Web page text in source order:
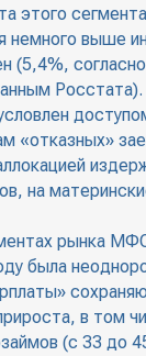
этого
немного выше
(5,4%, согласно
«отказных»
на
рынка
была
в том
(с 33 до